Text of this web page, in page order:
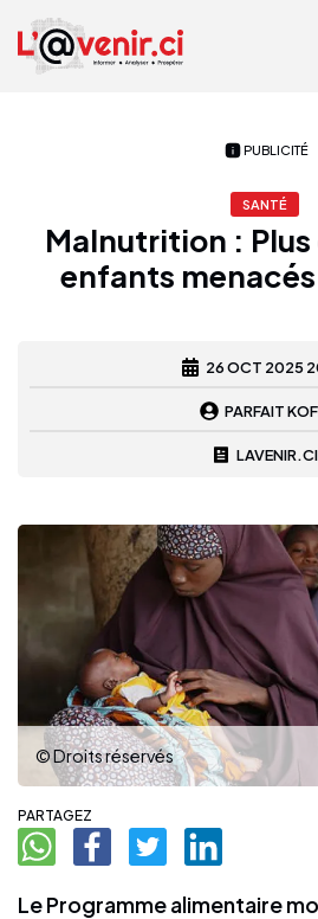
PUBLICITÉ
SANTÉ
Malnutrition :
enfants
26 OCT 2025
PARFAIT
LAVENIR.CI
© Droits réservés
PARTAGEZ
Le Programme alimentaire